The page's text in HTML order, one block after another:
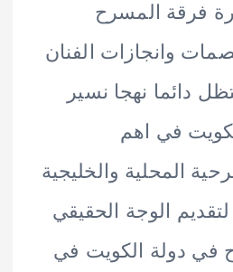
المسرح
الفنان
نهجا نسير
اهم
والخليجية
الوجة الحقيقي
الكويت في